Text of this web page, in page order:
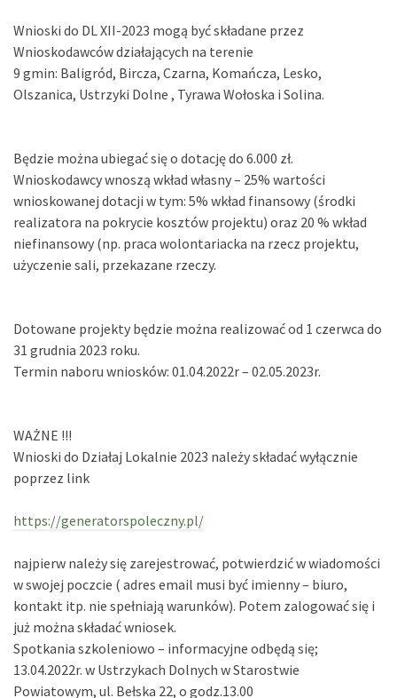
Wnioski do DL XII-2023 mogą być składane przez
Wnioskodawców działających na terenie
9 gmin: Baligród, Bircza, Czarna, Komańcza, Lesko,
Olszanica, Ustrzyki Dolne , Tyrawa Wołoska i Solina.
Będzie można ubiegać się o dotację do 6.000 zł.
Wnioskodawcy wnoszą wkład własny – 25% wartości
wnioskowanej dotacji w tym: 5% wkład finansowy (środki
realizatora na pokrycie kosztów projektu) oraz 20 % wkład
niefinansowy (np. praca wolontariacka na rzecz projektu,
użyczenie sali, przekazane rzeczy.
Dotowane projekty będzie można realizować od 1 czerwca do
31 grudnia 2023 roku.
Termin naboru wniosków: 01.04.2022r – 02.05.2023r.
WAŻNE !!!
Wnioski do Działaj Lokalnie 2023 należy składać wyłącznie
poprzez link
https://generatorspoleczny.pl/
najpierw należy się zarejestrować, potwierdzić w wiadomości
w swojej poczcie ( adres email musi być imienny – biuro,
kontakt itp. nie spełniają warunków). Potem zalogować się i
już można składać wniosek.
Spotkania szkoleniowo – informacyjne odbędą się;
13.04.2022r. w Ustrzykach Dolnych w Starostwie
Powiatowym, ul. Bełska 22, o godz.13.00